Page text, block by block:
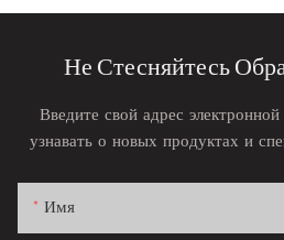
Не Стесняйтесь
Введите свой адрес
узнавать о новых продуктах и
Имя